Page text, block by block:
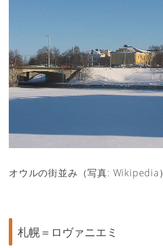
オウルの街並み（写真: Wikipedia）
札幌＝ロヴァニエミ